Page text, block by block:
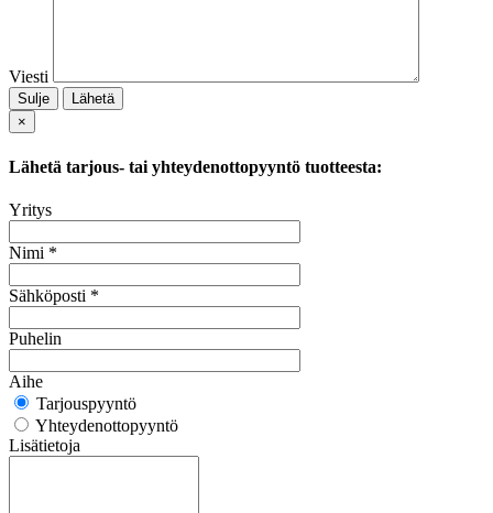
Viesti
Sulje
Lähetä
×
Lähetä tarjous- tai yhteydenottopyyntö tuotteesta:
Yritys
Nimi *
Sähköposti *
Puhelin
Aihe
Tarjouspyyntö
Yhteydenottopyyntö
Lisätietoja